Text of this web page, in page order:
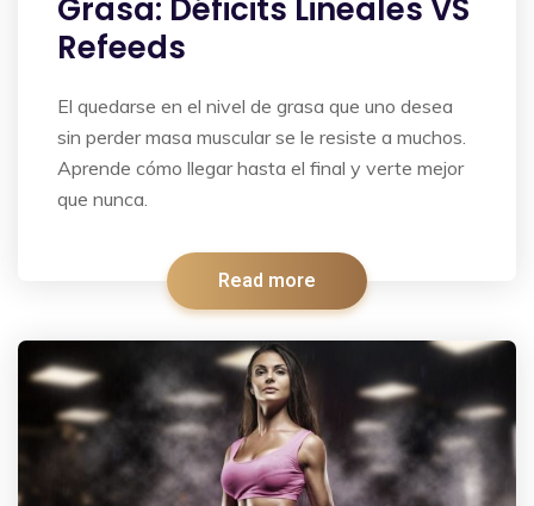
Grasa: Déficits Lineales VS
Refeeds
El quedarse en el nivel de grasa que uno desea
sin perder masa muscular se le resiste a muchos.
Aprende cómo llegar hasta el final y verte mejor
que nunca.
Read more